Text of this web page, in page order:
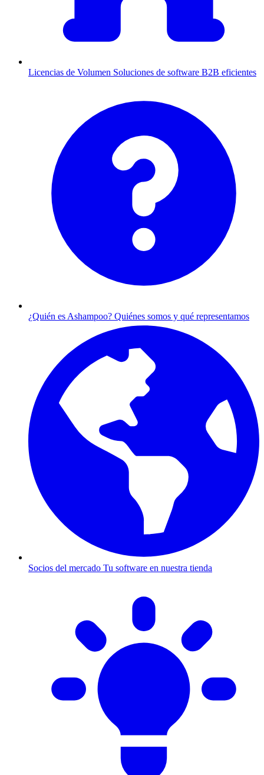
Licencias de Volumen Soluciones de software B2B eficientes
¿Quién es Ashampoo? Quiénes somos y qué representamos
Socios del mercado Tu software en nuestra tienda